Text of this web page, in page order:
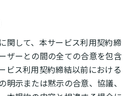
関して、本サービス利用契約締
ザーとの間の全ての合意を包含
ビス利用契約締結以前における
明示または黙示の合意、協議、